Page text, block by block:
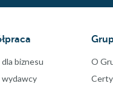
biznesu
O